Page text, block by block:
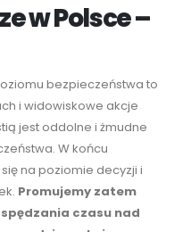
w Polsce –
bezpieczeństwa to
i widowiskowe akcje
jest oddolne i żmudne
. W końcu
na poziomie decyzji i
Promujemy zatem
czasu nad